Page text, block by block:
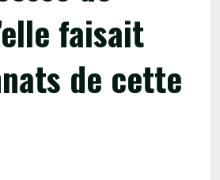
faisait
de cette